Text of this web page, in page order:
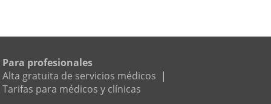
Para profesionales
Alta gratuita de servicios médicos |
Tarifas para médicos y clínicas